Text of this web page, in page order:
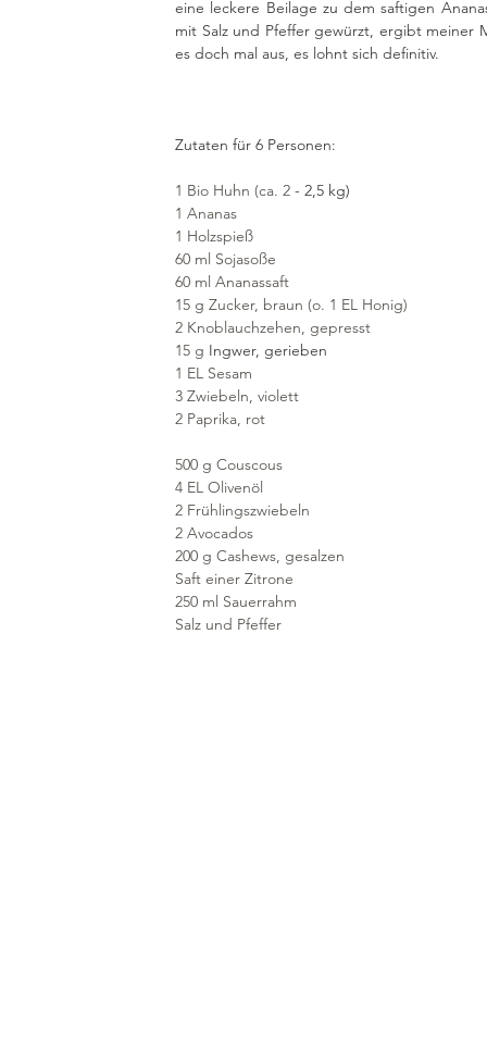
eine leckere Beilage zu dem saftigen
mit Salz und Pfeffer gewürzt, ergibt meiner
es doch mal aus, es lohnt sich definitiv.
Zutaten für 6 Personen:
1 Bio Huhn (ca. 2 - 2,5 kg)
1 Ananas
1 Holzspieß
60 ml Sojasoße
60 ml Ananassaft
15 g Zucker, braun (o. 1 EL Honig)
2 Knoblauchzehen, gepresst
15 g Ingwer, gerieben
1 EL Sesam
3 Zwiebeln, violett
2 Paprika, rot
500 g Couscous
4 EL Olivenöl
2 Frühlingszwiebeln
2 Avocados
200 g Cashews, gesalzen
Saft einer Zitrone
250 ml Sauerrahm
Salz und Pfeffer